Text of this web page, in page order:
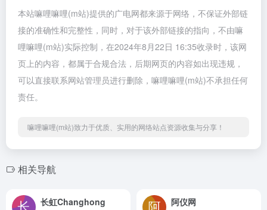
本站嘛哩嘛哩(m站)提供的广电网都来源于网络，不保证外部链
接的准确性和完整性，同时，对于该外部链接的指向，不由嘛
哩嘛哩(m站)实际控制，在2024年8月22日 16:35收录时，该网
页上的内容，都属于合规合法，后期网页的内容如出现违规，
可以直接联系网站管理员进行删除，嘛哩嘛哩(m站)不承担任何
责任。
嘛哩嘛哩(m站)致力于优质、实用的网络站点资源收集与分享！
相关导航
长虹Changhong 阿仪网